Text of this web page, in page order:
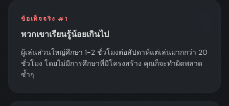
ข้อเท็จจริง #1
พวกเขาเรียนรู้น้อยเกินไป
ผู้เล่นส่วนใหญ่ศึกษา 1-2 ชั่วโมงต่อสัปดาห์แต่เล่นมากกว่า 20
ชั่วโมง โดยไม่มีการศึกษาที่มีโครงสร้าง คุณก็จะทำผิดพลาด
ซ้ำๆ